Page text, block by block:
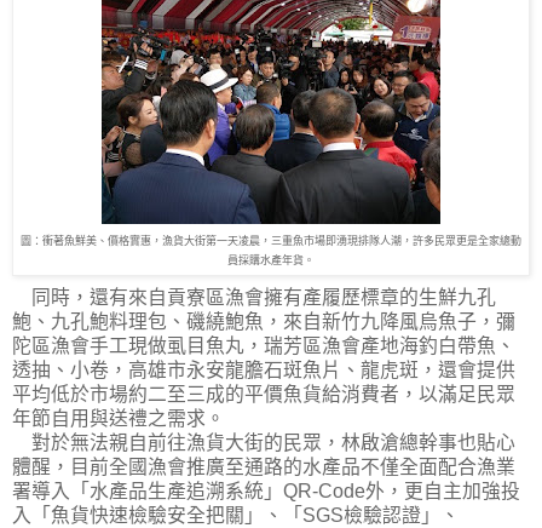
圖：衝著魚鮮美、價格實惠，漁貨大街第一天凌晨，三重魚市場即湧現排隊人潮，許多民眾更是全家總動
員採購水產年貨。
同時，還有來自貢寮區漁會擁有產履歷標章的生鮮九孔
鮑、九孔鮑料理包、磯繞鮑魚，來自新竹九降風烏魚子，彌
陀區漁會手工現做虱目魚丸，瑞芳區漁會產地海釣白帶魚、
透抽、小卷，高雄市永安龍膽石斑魚片、龍虎斑，還會提供
平均低於市場約二至三成的平價魚貨給消費者，以滿足民眾
年節自用與送禮之需求。
對於無法親自前往漁貨大街的民眾，林啟滄總幹事也貼心
體醒，目前全國漁會推廣至通路的水產品不僅全面配合漁業
署導入「水產品生產追溯系統」QR-Code外，更自主加強投
入「魚貨快速檢驗安全把關」、「SGS檢驗認證」、